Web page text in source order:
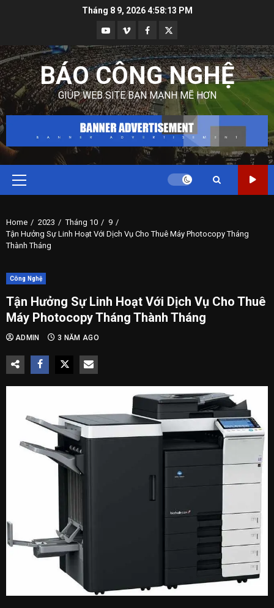
Tháng 8 9, 20264:58:14 PM
YoutubeVimeoFacebook
Twitter
BÁO CÔNG NGHỆ
GIÚP WEB SITE BẠN MẠNH MẼ HƠN
Primary
Menu
Home 2023 Tháng 10
9
Tận Hưởng Sự Linh Hoạt Với Dịch Vụ Cho Thuê Máy Photocopy Tháng
Thành Tháng
Công Nghệ
Tận Hưởng Sự Linh Hoạt Với Dịch Vụ Cho Thuê
Máy Photocopy Tháng Thành Tháng
ADMIN 3 NĂM AGO